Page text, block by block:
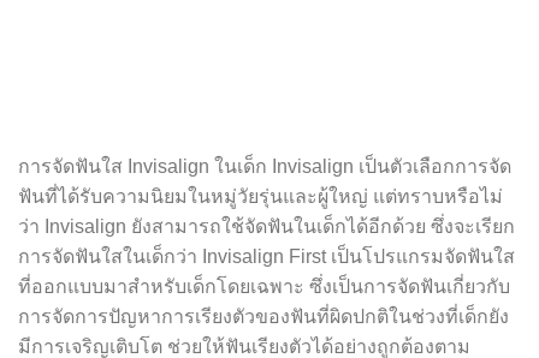
การจัดฟันใส Invisalign ในเด็ก Invisalign เป็นตัวเลือกการจัด
ฟันที่ได้รับความนิยมในหมู่วัยรุ่นและผู้ใหญ่ แต่ทราบหรือไม่
ว่า Invisalign ยังสามารถใช้จัดฟันในเด็กได้อีกด้วย ซึ่งจะเรียก
การจัดฟันใสในเด็กว่า Invisalign First เป็นโปรแกรมจัดฟันใส
ที่ออกแบบมาสำหรับเด็กโดยเฉพาะ ซึ่งเป็นการจัดฟันเกี่ยวกับ
การจัดการปัญหาการเรียงตัวของฟันที่ผิดปกติในช่วงที่เด็กยัง
มีการเจริญเติบโต ช่วยให้ฟันเรียงตัวได้อย่างถูกต้องตาม